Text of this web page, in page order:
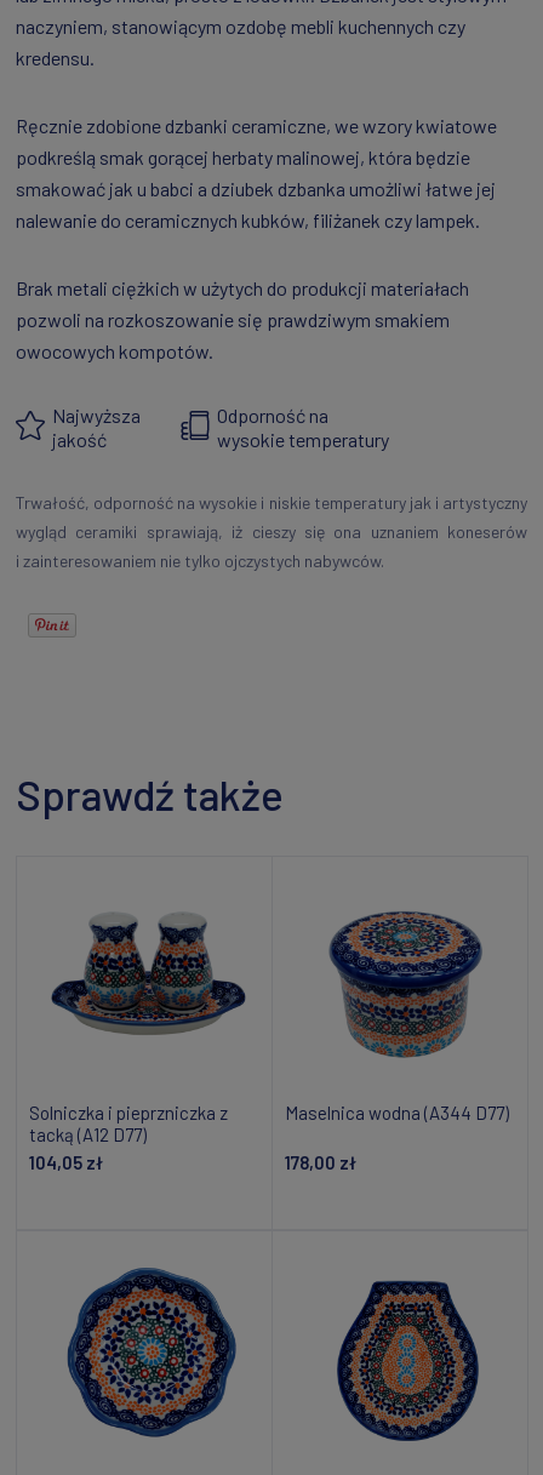
naczyniem, stanowiącym ozdobę mebli kuchennych czy
kredensu.
Ręcznie zdobione dzbanki ceramiczne, we wzory kwiatowe
podkreślą smak gorącej herbaty malinowej, która będzie
smakować jak u babci a dziubek dzbanka umożliwi łatwe jej
nalewanie do ceramicznych kubków, filiżanek czy lampek.
Brak metali ciężkich w użytych do produkcji materiałach
pozwoli na rozkoszowanie się prawdziwym smakiem
owocowych kompotów.
Najwyższa
jakość
Odporność na
wysokie temperatury
Trwałość, odporność na wysokie i niskie temperatury jak i artystyczny
wygląd ceramiki sprawiają, iż cieszy się ona uznaniem koneserów
i zainteresowaniem nie tylko ojczystych nabywców.
Sprawdź także
Solniczka i pieprzniczka z
tacką (A12 D77)
104,05 zł
Maselnica wodna (A344 D77)
178,00 zł